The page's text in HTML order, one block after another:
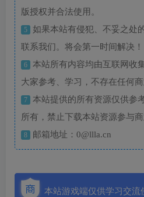
版授权并合法使用。
5
如果本站有侵犯、不妥之处
联系我们。将会第一时间解决！
6
本站所有内容均由互联网收
大家参考、学习，不存在任何
7
本站提供的所有资源仅供参
所有，禁止下载本站资源参与
8 邮箱地址：0@llla.cn
本站游戏端仅供学习交流